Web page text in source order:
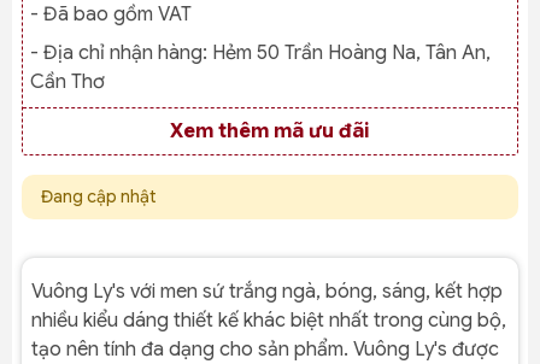
- Đã bao gồm VAT
- Địa chỉ nhận hàng: Hẻm 50 Trần Hoàng Na, Tân An,
Cần Thơ
Xem thêm mã ưu đãi
Đang cập nhật
Vuông Ly's với men sứ trắng ngà, bóng, sáng, kết hợp
nhiều kiểu dáng thiết kế khác biệt nhất trong cùng bộ,
tạo nên tính đa dạng cho sản phẩm. Vuông Ly's được